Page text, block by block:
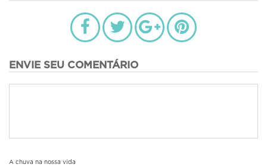
ENVIE SEU COMENTÁRIO
A chuva na nossa vida